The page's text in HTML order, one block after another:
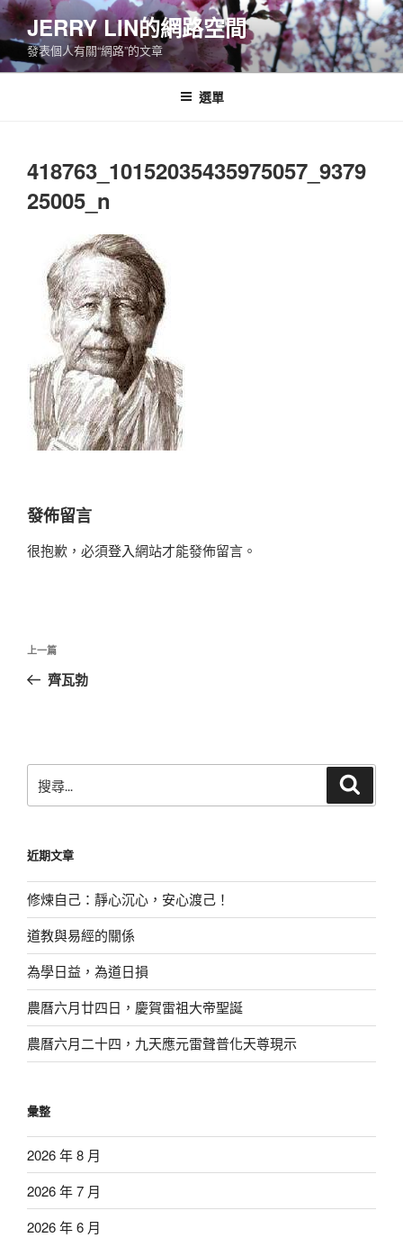
跳
至
主
要
JERRY LIN的網路空間
發表個人有關“網路”的文章
選單
418763_10152035435975057_9379
25005_n
發佈留言
很抱歉，必須登入網站才能發佈留言。
文
導
上
一
上一篇
齊瓦勃
尋
字:
近期文章
修煉自己：靜心沉心，安心渡己！
道教與易經的關係
為學日益，為道日損
農曆六月廿四日，慶賀雷祖大帝聖誕
農曆六月二十四，九天應元雷聲普化天尊現示
彙整
2026 年 8 月
2026 年 7 月
2026 年 6 月